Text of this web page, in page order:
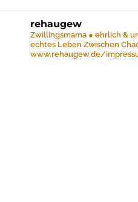
rehaugew
Zwillingsmama ● ehrlich &
echtes Leben Zwischen
www.rehaugew.de/